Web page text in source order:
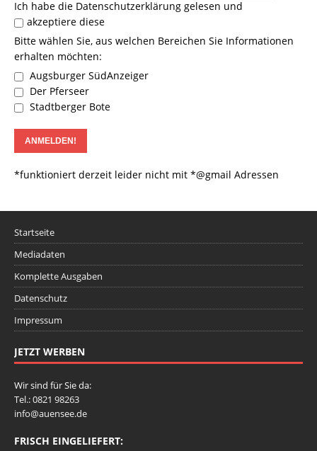
Ich habe die Datenschutzerklärung gelesen und
akzeptiere diese
Bitte wählen Sie, aus welchen Bereichen Sie Informationen
erhalten möchten:
Augsburger SüdAnzeiger
Der Pferseer
Stadtberger Bote
*funktioniert derzeit leider nicht mit *@gmail Adressen
Startseite
Mediadaten
Komplette Ausgaben
Datenschutz
Impressum
JETZT WERBEN
Wir sind für Sie da:
Tel.: 0821 98263
info@auensee.de
FRISCH EINGELIEFERT: